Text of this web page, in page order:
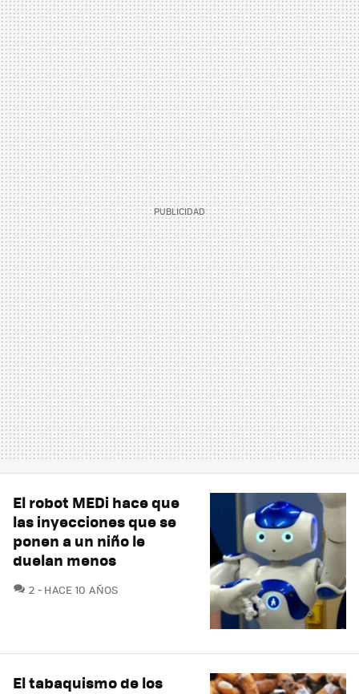
El robot MEDi hace que
las inyecciones que se
ponen a un niño le
duelan menos
2 COMENTARIOS
HACE 10 AÑOS
El tabaquismo de los